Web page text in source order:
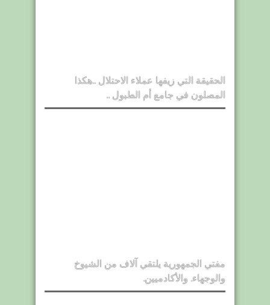
الحقيقة التي زيفها عملاء الاحتلال ..هكذا
المصلون في جامع أم الطبول ..
مفتي الجمهورية يلتقي آلاف من الشيوخ
والوجهاء. والأكادميين.